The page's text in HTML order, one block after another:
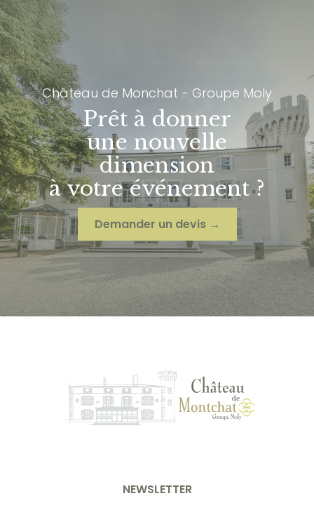
Château de Monchat - Groupe Moly
Prêt à donner
une nouvelle
dimension
à votre événement ?
Demander un devis →
NEWSLETTER